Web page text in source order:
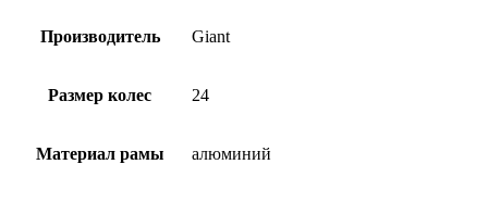
Производитель Giant
Размер колес 24
Материал рамы алюминий